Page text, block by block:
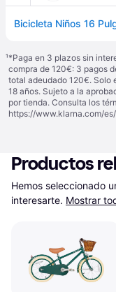
¹*Paga en 3 plazos sin
compra de 120€: 3 pagos
total adeudado 120€. Solo
18 años. Sujeto a la
por tienda. Consulta los
https://www.klarna.com/
Productos
Hemos seleccionado
interesarte. Mostrar